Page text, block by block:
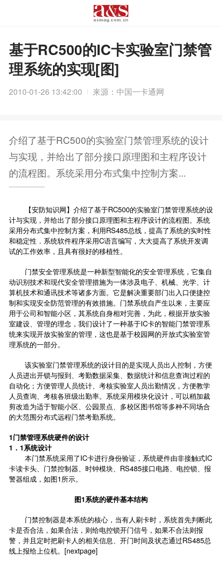
基于RC500的IC卡实验室门禁管
理系统的实现[图]
2010-01-26 13:42:00 来源：中国一卡通网
介绍了基于RC500的实验室门禁管理系统的设计
与实现，并给出了部分接口原理图和主程序设计
的流程图。系统采用分布式集中控制方案...
【安防知识网】介绍了基于RC500的实验室门禁管理系统的设
计与实现，并给出了部分接口原理图和主程序设计的流程图。系统
采用分布式集中控制方案，利用RS485总线，提高了系统的实时性
和稳定性．系统软件程序采用C语言编写，大大提高了系统开发调
试的工作效率，且具有很好的移植性。
门禁安全管理系统是一种新型智能化的安全管理系统，它集自
动识别技术和现代安全管理措施为一体涉及电子、机械、光学、计
算机技术和通讯技术等诸多方面。它是解决重要部门出入口便捷控
制和实现安全防范管理的有效措施。门禁系统自产生以来，主要应
用于公司和智能小区，其系统自身相对完善，为此，根据开放实验
室建设、管理的理念，我们设计了一种基于IC卡的智能门禁管理系
统来实现开放实验室的管理，这也是基于校园网的开放式实验室管
理系统的一部分。
该实验室门禁管理系统的设计目的是实现人员出人控制，方便
人员进出开锁与报到、考勤数据采集、数据统计和信息查询过程的
自动化；方便管理人员统计、考核实验室人员出勤情况，方便教学
人员查询、考核各班级出勤率。系统采用模块化设计，可以稍加裁
剪改造为适于智能小区、公园景点、多校区图书馆等多种不同场合
的大范围分布式远程门禁考勤系统。
1门禁管理系统硬件的设计
1．1系统设计
本门禁系统采用了IC卡进行身份验证，系统硬件由非接触式IC
卡读卡头、 门禁控制器、时钟模块、RS485接口电路、电控锁、报
警器组成，如图1所示。
图1系统的硬件基本结构
门禁控制器是本系统的核心，当有人刷卡时，系统首先判断此
卡是否合法，如果合法，则给电控锁开门信号，如果不合法则报
警，并且定时把刷卡人的相关信息、开门时间及状态通过RS485总
线上报给上位机。[nextpage]